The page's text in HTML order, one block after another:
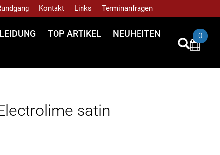
Kontakt Links Terminanfragen
TOP ARTIKEL NEUHEITEN 0
satin